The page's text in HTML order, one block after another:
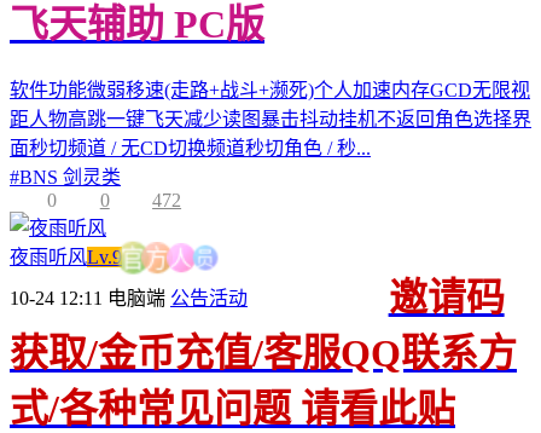
飞天辅助 PC版
软件功能微弱移速(走路+战斗+濒死)个人加速内存GCD无限视
距人物高跳一键飞天减少读图暴击抖动挂机不返回角色选择界
面秒切频道 / 无CD切换频道秒切角色 / 秒...
#BNS 剑灵类
0
0 472
夜雨听风Lv.9官 方 人员
10-24 12:11 电脑端 公告活动
邀请码
获取/金币充值/客服QQ联系方
式/各种常见问题 请看此贴